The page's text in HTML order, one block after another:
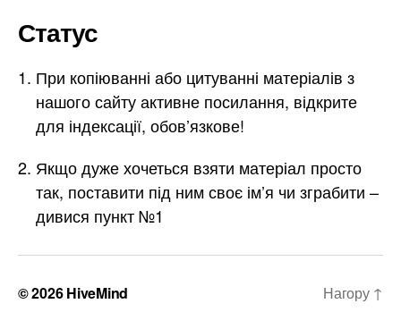
Статус
При копіюванні або цитуванні матеріалів з
нашого сайту активне посилання, відкрите
для індексації, обов’язкове!
Якщо дуже хочеться взяти матеріал просто
так, поставити під ним своє ім’я чи зграбити –
дивися пункт №1
© 2026HiveMind Нагору ↑